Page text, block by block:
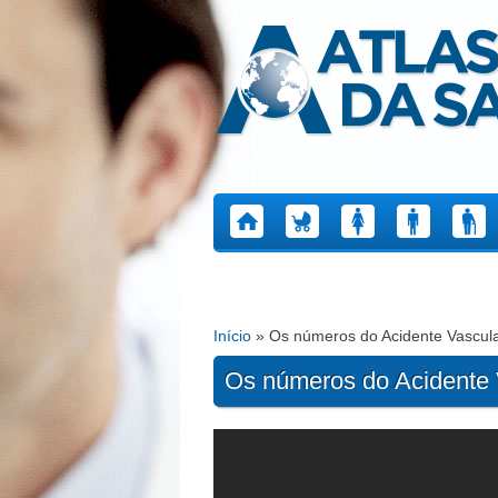
Atlas da Saúde
Está aqui
Início » Os números do Acidente
Os números do Acidente